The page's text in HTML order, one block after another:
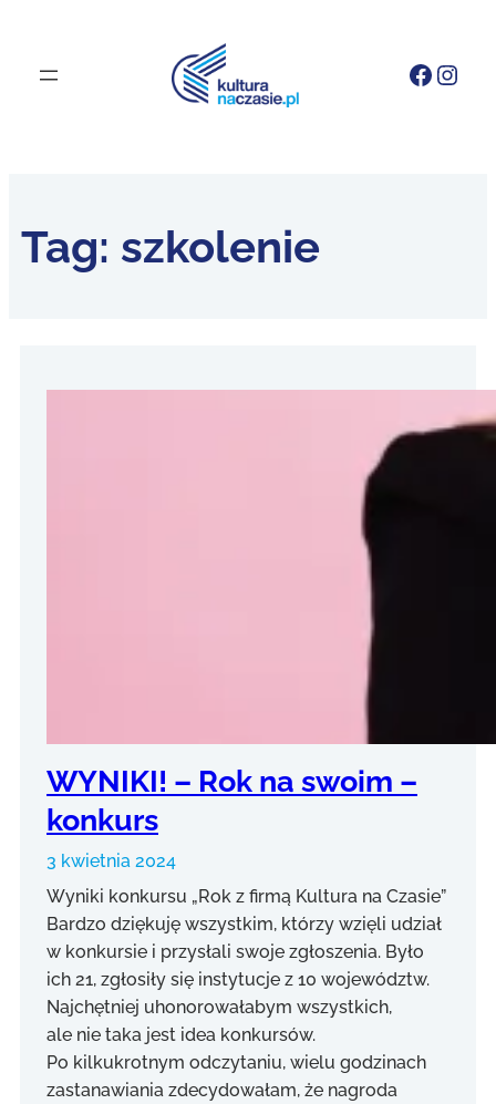
Tag: szkolenie
WYNIKI! – Rok na swoim –
konkurs
3 kwietnia 2024
Wyniki konkursu „Rok z firmą Kultura na Czasie”
Bardzo dziękuję wszystkim, którzy wzięli udział
w konkursie i przysłali swoje zgłoszenia. Było
ich 21, zgłosiły się instytucje z 10 województw.
Najchętniej uhonorowałabym wszystkich,
ale nie taka jest idea konkursów.
Po kilkukrotnym odczytaniu, wielu godzinach
zastanawiania zdecydowałam, że nagroda